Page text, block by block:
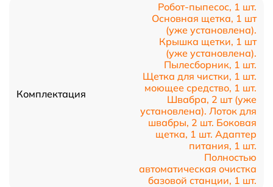
Комплектация
Робот-пыпесос, 1 шт.
Основная щетка, 1 шт
(уже установлена).
Крышка щетки, 1 шт
(уже установлена).
Пылесборник, 1 шт.
Щетка для чистки, 1 шт.
моющее средство, 1 шт.
Швабра, 2 шт (уже
установлена). Лоток для
швабры, 2 шт. Боковая
щетка, 1 шт. Адаптер
питания, 1 шт.
Полностью
автоматическая очистка
базовой станции, 1 шт.